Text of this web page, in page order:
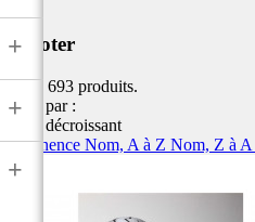
+
+
+
Scooter
Il y a 693 produits.
Trier par :
Prix, décroissant
Pertinence Nom, A à Z Nom, Z à A